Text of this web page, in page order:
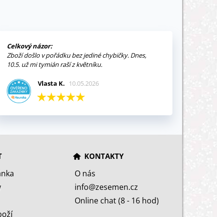
Celkový názor:
Zboží došlo v pořádku bez jediné chybičky. Dnes,
10.5. už mi tymián raší z květníku.
Vlasta K. 10.05.2026
KONTAKTY
O nás
info@zesemen.cz
Online chat (8 - 16 hod)